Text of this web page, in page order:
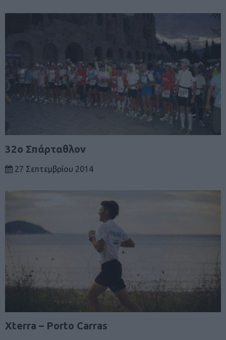
32ο Σπάρταθλον
27 Σεπτεμβρίου 2014
Xterra – Porto Carras